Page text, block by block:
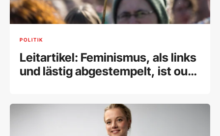
POLITIK
Leitartikel: Feminismus, als links
und lästig abgestempelt, ist out –